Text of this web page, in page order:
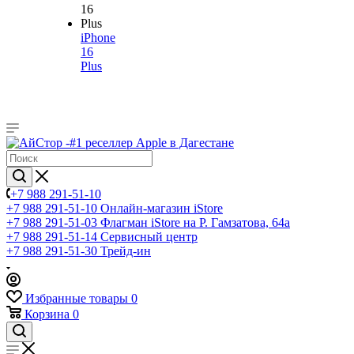
iPhone
16
Plus
+7 988 291-51-10
+7 988 291-51-10 Онлайн-магазин iStore
+7 988 291-51-03 Флагман iStore на Р. Гамзатова, 64а
+7 988 291-51-14 Сервисный центр
+7 988 291-51-30 Трейд-ин
Избранные товары 0
Корзина 0